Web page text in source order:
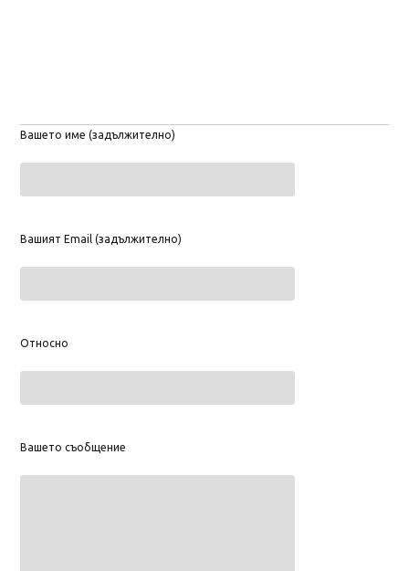
Вашето име (задължително)
Вашият Email (задължително)
Относно
Вашето съобщение